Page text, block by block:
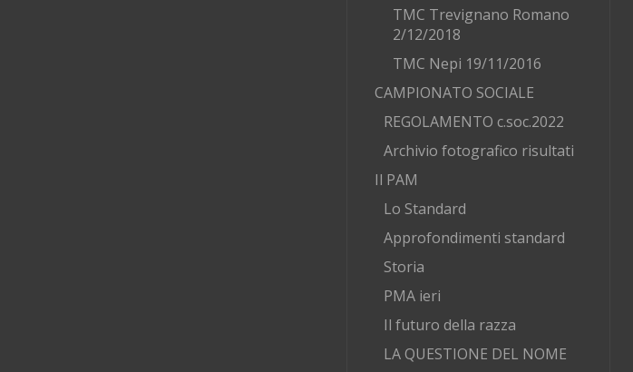
TMC Trevignano Romano
2/12/2018
TMC Nepi 19/11/2016
CAMPIONATO SOCIALE
REGOLAMENTO c.soc.2022
Archivio fotografico risultati
Il PAM
Lo Standard
Approfondimenti standard
Storia
PMA ieri
Il futuro della razza
LA QUESTIONE DEL NOME